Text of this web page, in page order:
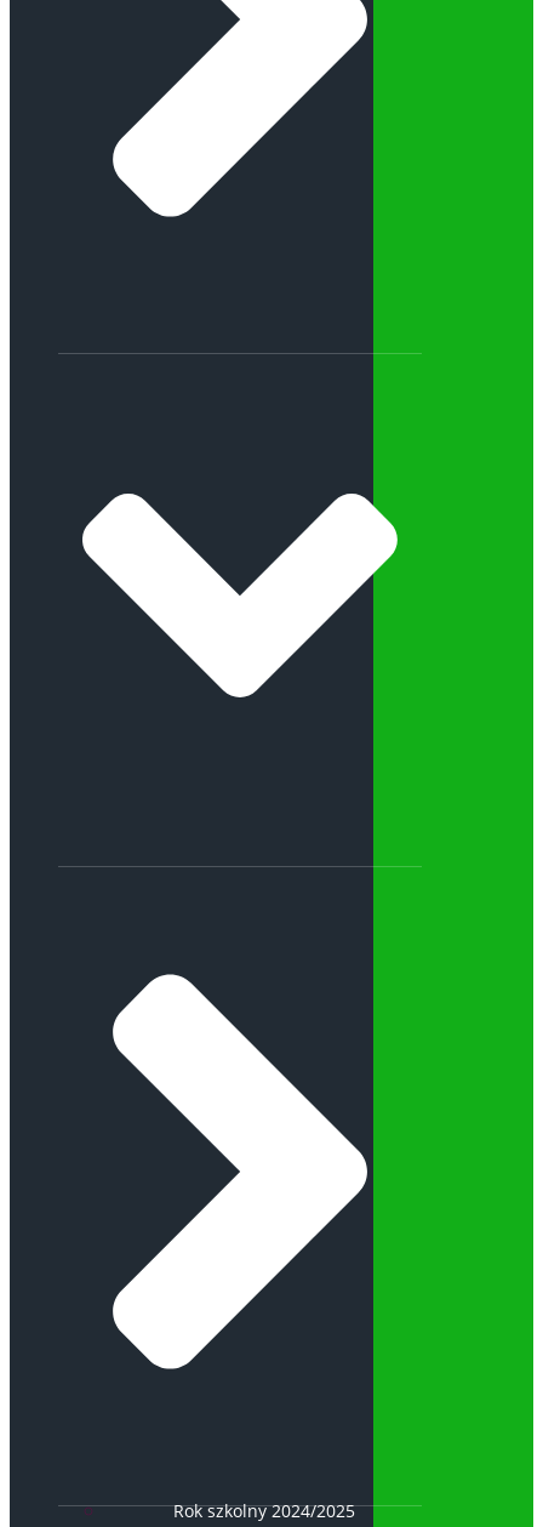
Rok szkolny 2024/2025